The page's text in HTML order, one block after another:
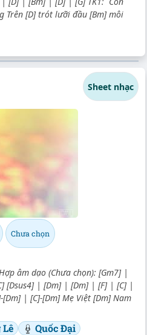
Trên [D] trót lưỡi đầu [Bm] môi
Sheet nhạc
Chưa chọn
âm dạo (Chưa chọn): [Gm7] |
[Dsus4] | [Dm] | [Dm] | [F] | [C] |
| [C]-[Dm] Mẹ Việt [Dm] Nam
Lê Quốc Đại